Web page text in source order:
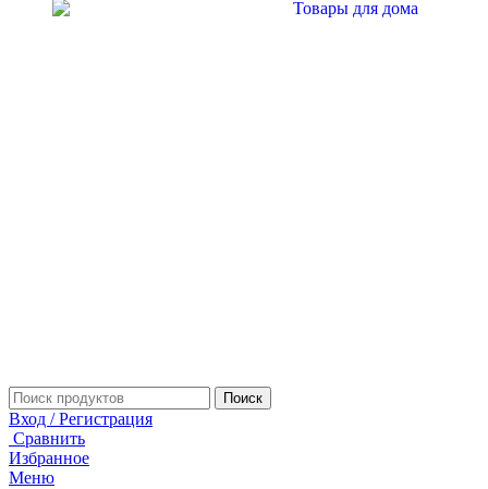
Поиск
Вход / Регистрация
Сравнить
Избранное
Меню